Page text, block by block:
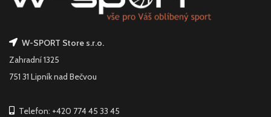
W-SPORT Store s.r.o.
Zahradní 1325
751 31 Lipník nad Bečvou
Telefon: +420 774 45 33 45